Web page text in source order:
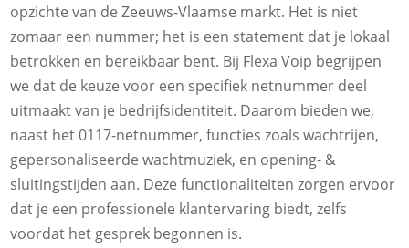
opzichte van de Zeeuws-Vlaamse markt. Het is niet
zomaar een nummer; het is een statement dat je lokaal
betrokken en bereikbaar bent. Bij Flexa Voip begrijpen
we dat de keuze voor een specifiek netnummer deel
uitmaakt van je bedrijfsidentiteit. Daarom bieden we,
naast het 0117-netnummer, functies zoals wachtrijen,
gepersonaliseerde wachtmuziek, en opening- &
sluitingstijden aan. Deze functionaliteiten zorgen ervoor
dat je een professionele klantervaring biedt, zelfs
voordat het gesprek begonnen is.